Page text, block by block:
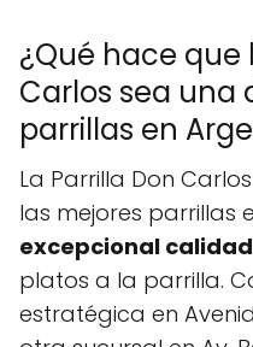
¿Qué hace que
Carlos sea una
parrillas en
La Parrilla Don
las mejores parrillas
excepcional calidad
platos a la parrilla.
estratégica en